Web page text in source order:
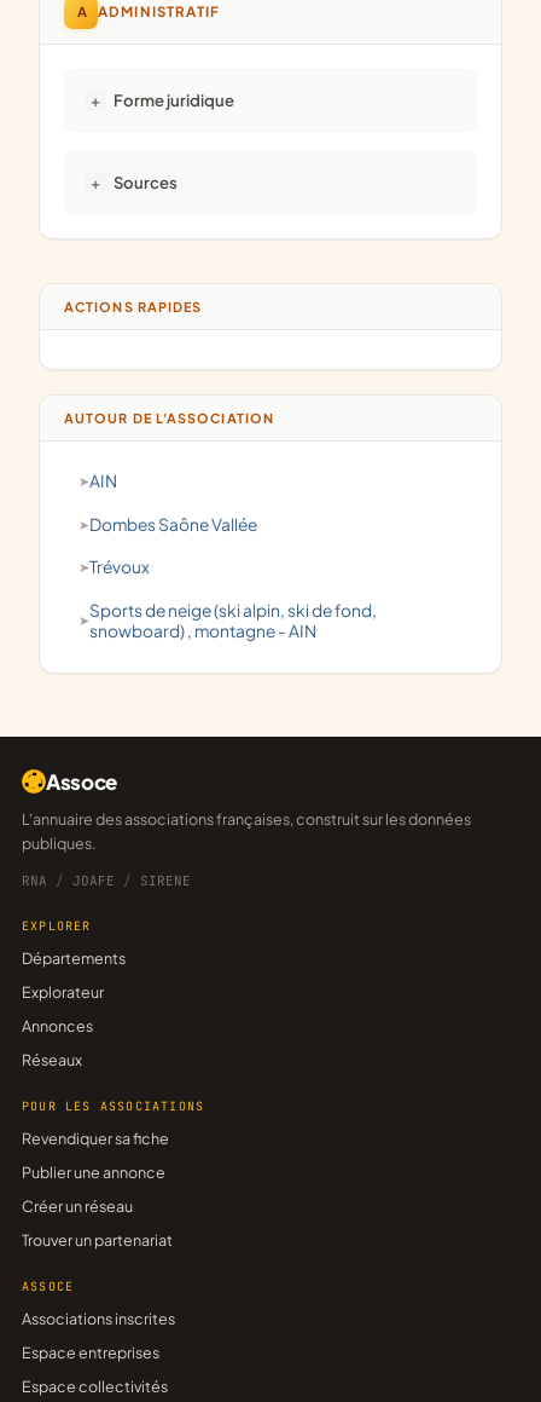
A ADMINISTRATIF
Forme juridique
Sources
ACTIONS RAPIDES
AUTOUR DE L'ASSOCIATION
AIN
Dombes Saône Vallée
Trévoux
Sports de neige (ski alpin, ski de fond,
snowboard) , montagne - AIN
Assoce
L'annuaire des associations françaises, construit sur les données
publiques.
RNA / JOAFE / SIRENE
EXPLORER
Départements
Explorateur
Annonces
Réseaux
POUR LES ASSOCIATIONS
Revendiquer sa fiche
Publier une annonce
Créer un réseau
Trouver un partenariat
ASSOCE
Associations inscrites
Espace entreprises
Espace collectivités